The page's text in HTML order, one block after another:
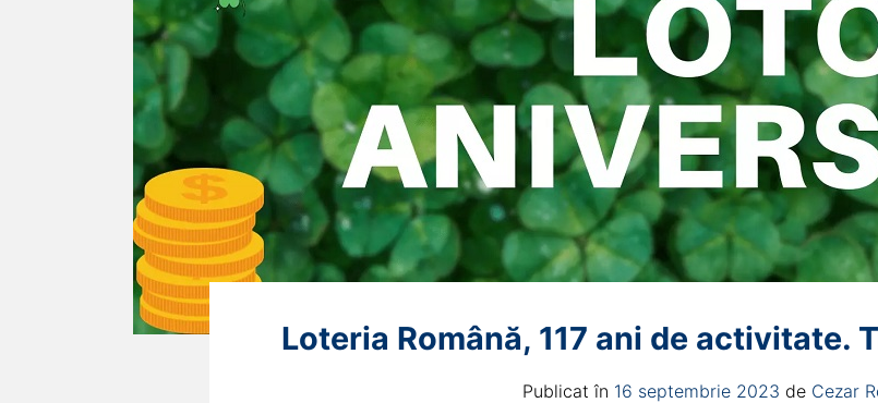
Loteria Română, 117 ani de activitate.
Publicat în 16 septembrie 2023 de Cezar